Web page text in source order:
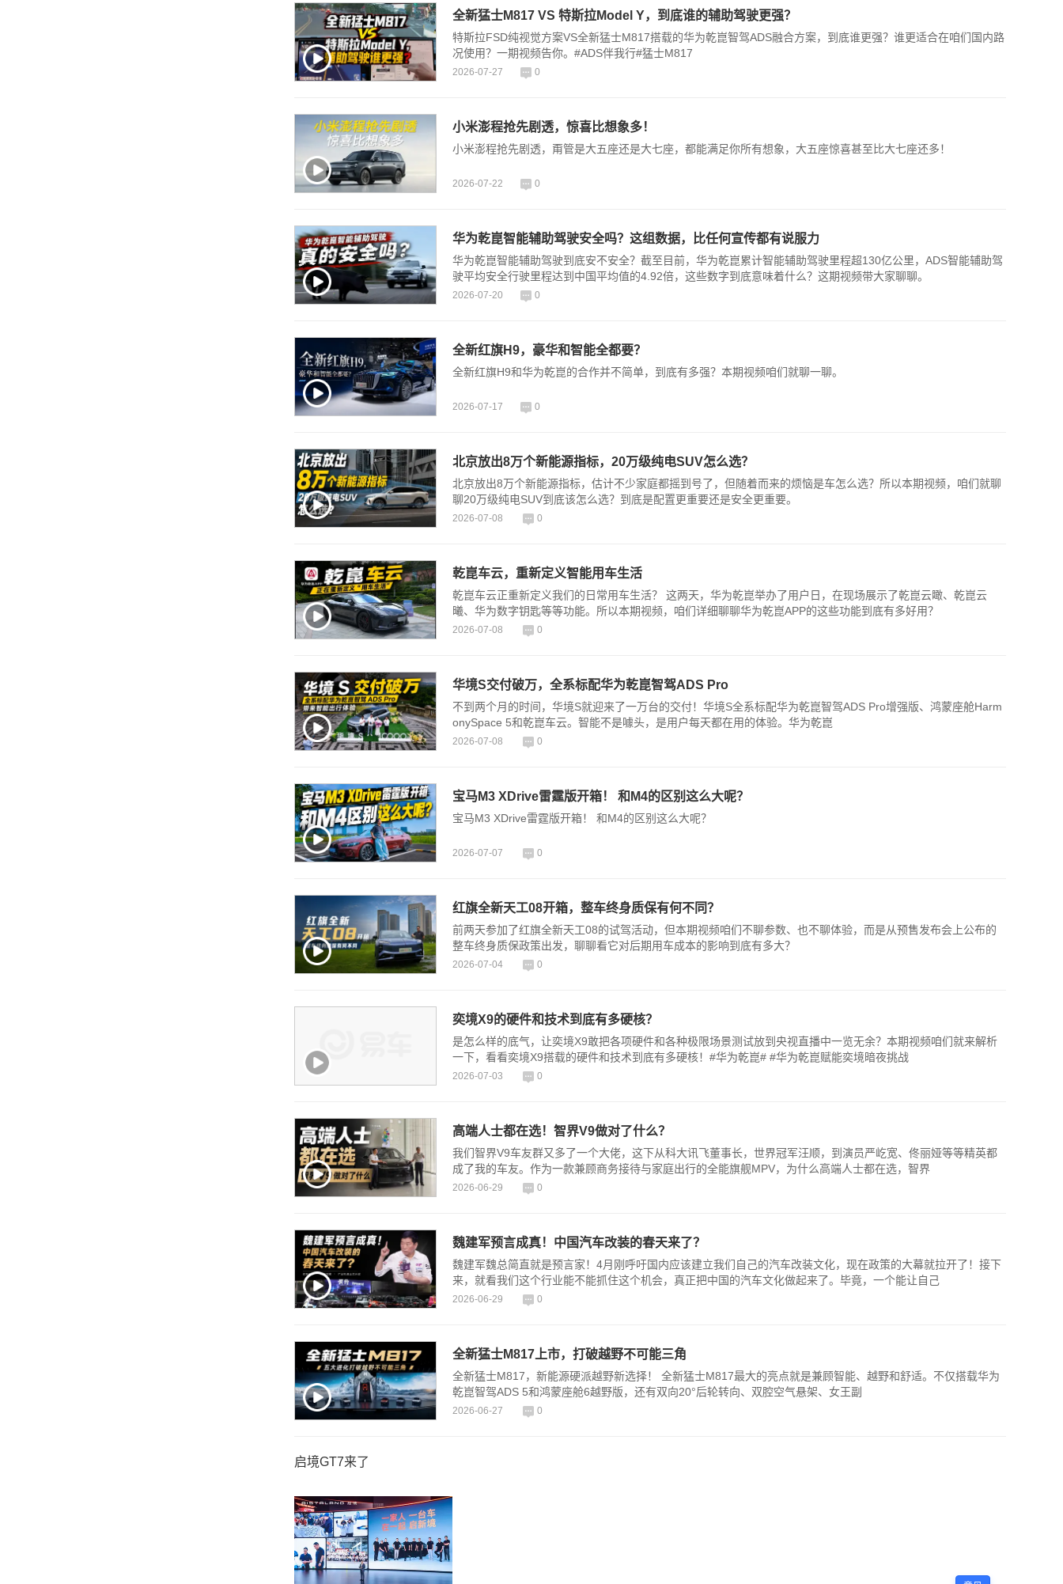
全新猛士M817 VS 特斯拉Model Y，到底谁的辅助驾驶更强？
特斯拉FSD纯视觉方案VS全新猛士M817搭载的华为乾崑智驾ADS融合方案，到底谁更强？谁更适合在咱们国内路
况使用？一期视频告你。#ADS伴我行#猛士M817
2026-07-27 0
小米澎程抢先剧透，惊喜比想象多！
小米澎程抢先剧透，甭管是大五座还是大七座，都能满足你所有想象，大五座惊喜甚至比大七座还多！
2026-07-22 0
华为乾崑智能辅助驾驶安全吗？这组数据，比任何宣传都有说服力
华为乾崑智能辅助驾驶到底安不安全？截至目前，华为乾崑累计智能辅助驾驶里程超130亿公里，ADS智能辅助驾
驶平均安全行驶里程达到中国平均值的4.92倍，这些数字到底意味着什么？这期视频带大家聊聊。
2026-07-20 0
全新红旗H9，豪华和智能全都要？
全新红旗H9和华为乾崑的合作并不简单，到底有多强？本期视频咱们就聊一聊。
2026-07-17 0
北京放出8万个新能源指标，20万级纯电SUV怎么选？
北京放出8万个新能源指标，估计不少家庭都摇到号了，但随着而来的烦恼是车怎么选？所以本期视频，咱们就聊
聊20万级纯电SUV到底该怎么选？到底是配置更重要还是安全更重要。
2026-07-08 0
乾崑车云，重新定义智能用车生活
乾崑车云正重新定义我们的日常用车生活？ 这两天，华为乾崑举办了用户日，在现场展示了乾崑云瞰、乾崑云
曦、华为数字钥匙等等功能。所以本期视频，咱们详细聊聊华为乾崑APP的这些功能到底有多好用？
2026-07-08 0
华境S交付破万，全系标配华为乾崑智驾ADS Pro
不到两个月的时间，华境S就迎来了一万台的交付！华境S全系标配华为乾崑智驾ADS Pro增强版、鸿蒙座舱Harm
onySpace 5和乾崑车云。智能不是噱头，是用户每天都在用的体验。华为乾崑
2026-07-08 0
宝马M3 XDrive雷霆版开箱！ 和M4的区别这么大呢？
宝马M3 XDrive雷霆版开箱！ 和M4的区别这么大呢？
2026-07-07 0
红旗全新天工08开箱，整车终身质保有何不同？
前两天参加了红旗全新天工08的试驾活动，但本期视频咱们不聊参数、也不聊体验，而是从预售发布会上公布的
整车终身质保政策出发，聊聊看它对后期用车成本的影响到底有多大？
2026-07-04 0
奕境X9的硬件和技术到底有多硬核？
是怎么样的底气，让奕境X9敢把各项硬件和各种极限场景测试放到央视直播中一览无余？本期视频咱们就来解析
一下，看看奕境X9搭载的硬件和技术到底有多硬核！#华为乾崑# #华为乾崑赋能奕境暗夜挑战
2026-07-03 0
高端人士都在选！智界V9做对了什么？
我们智界V9车友群又多了一个大佬，这下从科大讯飞董事长，世界冠军汪顺，到演员严屹宽、佟丽娅等等精英都
成了我的车友。作为一款兼顾商务接待与家庭出行的全能旗舰MPV，为什么高端人士都在选，智界
2026-06-29 0
魏建军预言成真！中国汽车改装的春天来了？
魏建军魏总简直就是预言家！4月刚呼吁国内应该建立我们自己的汽车改装文化，现在政策的大幕就拉开了！接下
来，就看我们这个行业能不能抓住这个机会，真正把中国的汽车文化做起来了。毕竟，一个能让自己
2026-06-29 0
全新猛士M817上市，打破越野不可能三角
全新猛士M817，新能源硬派越野新选择！ 全新猛士M817最大的亮点就是兼顾智能、越野和舒适。不仅搭载华为
乾崑智驾ADS 5和鸿蒙座舱6越野版，还有双向20°后轮转向、双腔空气悬架、女王副
2026-06-27 0
启境GT7来了